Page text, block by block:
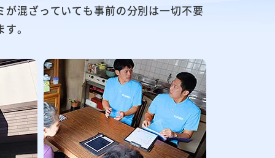
が混ざっていても事前の分別は一切不要
。